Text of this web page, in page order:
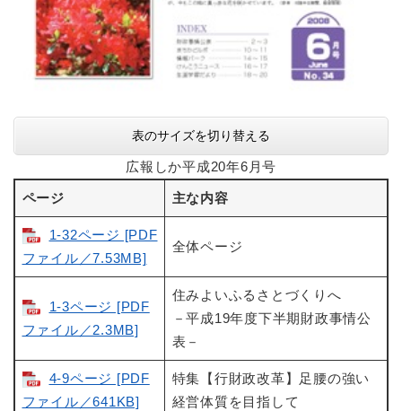
表のサイズを切り替える
広報しか平成20年6月号
ページ 主な内容
1-32ページ [PDF
ファイル／7.53MB]
全体ページ
1-3ページ [PDF
ファイル／2.3MB]
住みよいふるさとづくりへ
－平成19年度下半期財政事情公
表－
4-9ページ [PDF
ファイル／641KB]
特集【行財政改革】足腰の強い
経営体質を目指して